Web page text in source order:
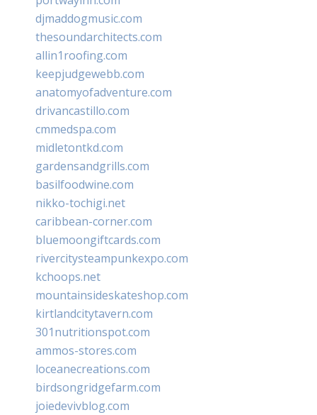
djmaddogmusic.com
thesoundarchitects.com
allin1roofing.com
keepjudgewebb.com
anatomyofadventure.com
drivancastillo.com
cmmedspa.com
midletontkd.com
gardensandgrills.com
basilfoodwine.com
nikko-tochigi.net
caribbean-corner.com
bluemoongiftcards.com
rivercitysteampunkexpo.com
kchoops.net
mountainsideskateshop.com
kirtlandcitytavern.com
301nutritionspot.com
ammos-stores.com
loceanecreations.com
birdsongridgefarm.com
joiedevivblog.com